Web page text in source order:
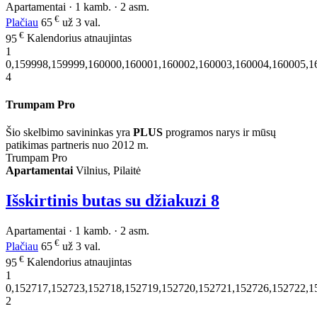
Apartamentai · 1 kamb. · 2 asm.
Plačiau 65 € už 3 val.
95 € Kalendorius atnaujintas
1
4
Trumpam Pro
Šio skelbimo savininkas yra PLUS programos narys ir mūsų
patikimas partneris nuo 2012 m.
Trumpam Pro
Apartamentai Vilnius, Pilaitė
Išskirtinis butas su džiakuzi 8
Apartamentai · 1 kamb. · 2 asm.
Plačiau 65 € už 3 val.
95 € Kalendorius atnaujintas
1
2